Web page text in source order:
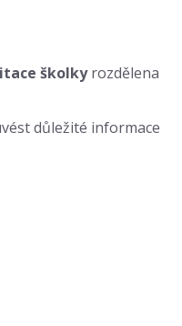
školkyrozdělena
důležité informace